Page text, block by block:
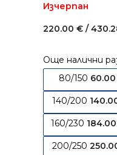
Изчерпан
220.00€ /
Още налични
80/150
140/200
160/230 184.00
200/250